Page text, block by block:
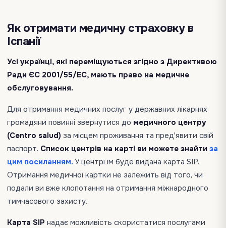
Як отримати медичну страховку в
Іспанії
Усі українці, які переміщуються згідно з Директивою
Ради ЄС 2001/55/EC, мають право на медичне
обслуговування.
Для отримання медичних послуг у державних лікарнях
громадяни повинні звернутися до медичного центру
(Centro salud) за місцем проживання та пред'явити свій
паспорт. Список центрів на карті ви можете знайти за
цим посиланням. У центрі їм буде видана карта SIP.
Отримання медичної картки не залежить від того, чи
подали ви вже клопотання на отримання міжнародного
тимчасового захисту.
Карта SIP надає можливість скористатися послугами